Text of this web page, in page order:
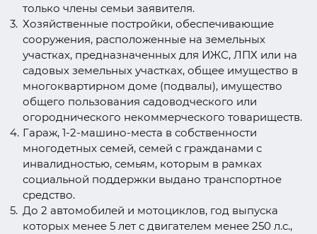
только члены семьи заявителя.
Хозяйственные постройки, обеспечивающие
сооружения, расположенные на земельных
участках, предназначенных для ИЖС, ЛПХ или на
садовых земельных участках, общее имущество в
многоквартирном доме (подвалы), имущество
общего пользования садоводческого или
огороднического некоммерческого товариществ.
Гараж, 1-2-машино-места в собственности
многодетных семей, семей с гражданами с
инвалидностью, семьям, которым в рамках
социальной поддержки выдано транспортное
средство.
До 2 автомобилей и мотоциклов, год выпуска
которых менее 5 лет с двигателем менее 250 л.с.,